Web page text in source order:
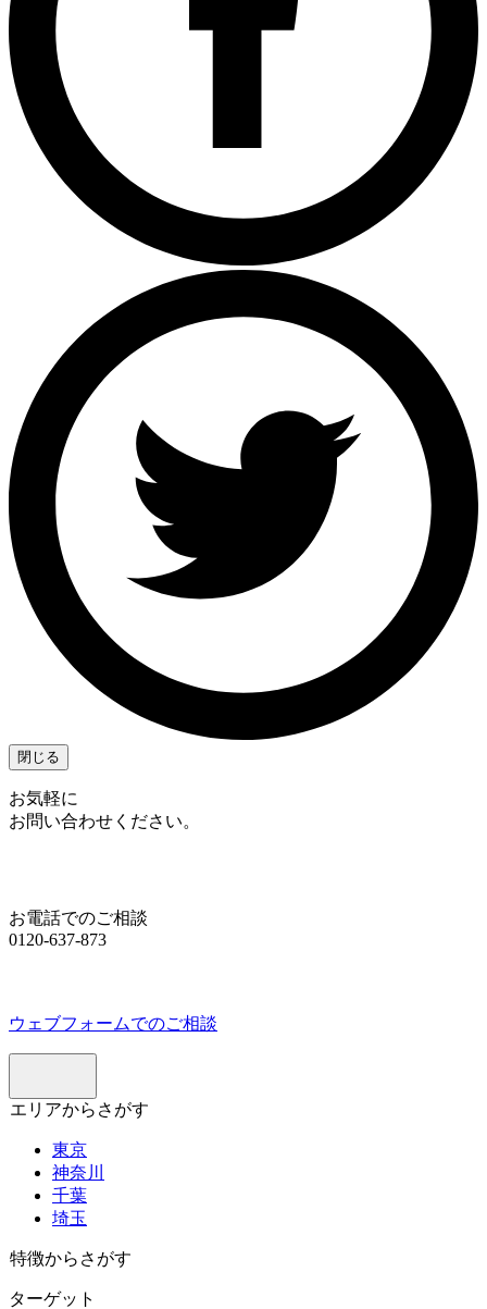
閉じる
お気軽に
お問い合わせください。
お電話でのご相談
0120-637-873
ウェブフォームでのご相談
エリアからさがす
東京
神奈川
千葉
埼玉
特徴からさがす
ターゲット